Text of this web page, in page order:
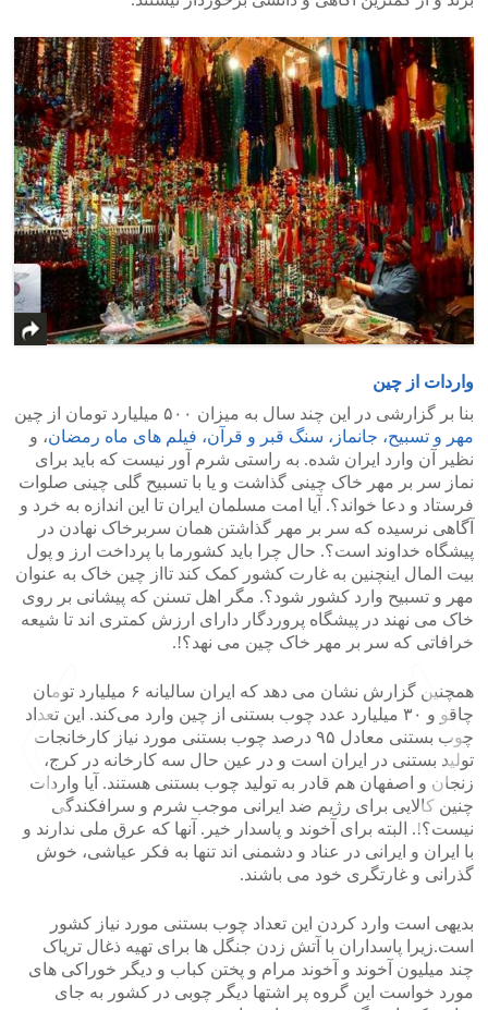
واردات از چین
بنا بر گزارشی در این چند سال به میزان ۵۰۰ میلیارد تومان از چین
مهر و تسبیح، جانماز، سنگ قبر و قرآن، فیلم های ماه رمضان، و
نظیر آن وارد ایران شده. به راستی شرم آور نیست که باید برای
نماز سر بر مهر خاک چینی گذاشت و یا با تسبیح گلی چینی صلوات
فرستاد و دعا خواند؟. آیا امت مسلمان ایران تا این اندازه به خرد و
آگاهی نرسیده که سر بر مهر گذاشتن همان سربرخاک نهادن در
پیشگاه خداوند است؟. حال چرا باید کشورما با پرداخت ارز و پول
بیت المال اینچنین به غارت کشور کمک کند تااز چین خاک به عنوان
مهر و تسبیح وارد کشور شود؟. مگر اهل تسنن که پیشانی بر روی
خاک می نهند در پیشگاه پروردگار دارای ارزش کمتری اند تا شیعه
خرافاتی که سر بر مهر خاک چین می نهد؟!.
همچنین گزارش نشان می دهد که ایران سالیانه ۶ میلیارد تومان
چاقو و ۳۰ میلیارد عدد چوب بستنی از چین وارد می‌کند. این تعداد
چوب بستنی معادل ۹۵ درصد چوب بستنی مورد نیاز کارخانجات
تولید بستنی در ایران است و در عین حال سه کارخانه در کرج،
زنجان و اصفهان هم قادر به تولید چوب بستنی هستند. آیا واردات
چنین کالایی برای رژیم ضد ایرانی موجب شرم و سرافکندگی
نیست؟!. البته برای آخوند و پاسدار خیر. آنها که عرق ملی ندارند و
با ایران و ایرانی در عناد و دشمنی اند تنها به فکر عیاشی، خوش
گذرانی و غارتگری خود می باشند.
بدیهی است وارد کردن این تعداد چوب بستنی مورد نیاز کشور
است.زیرا پاسداران با آتش زدن جنگل ها برای تهیه ذغال تریاک
چند میلیون آخوند و آخوند مرام و پختن کباب و دیگر خوراکی های
مورد خواست این گروه پر اشتها دیگر چوبی در کشور به جای
<